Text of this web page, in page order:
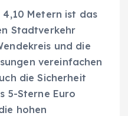
Metern ist das
Stadtverkehr
und die
vereinfachen
die Sicherheit
5-Sterne Euro
hohen